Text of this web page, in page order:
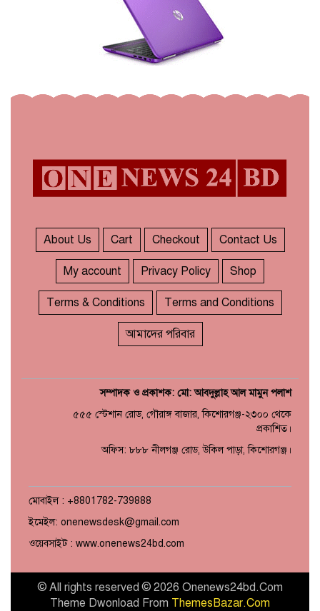
কিশোরগঞ্জে যথাযোগ্য মর্যাদায়
পালিত হলো ‘জুলাই গণঅভ্যুত্থান
দিবস’
About Us Cart Checkout Contact Us
My account Privacy Policy Shop
Terms & Conditions Terms and Conditions
আমাদের পরিবার
সম্পাদক ও প্রকাশক: মো: আবদুল্লাহ আল মামুন পলাশ
৫৫৫ স্টেশান রোড, গৌরাঙ্গ বাজার, কিশোরগঞ্জ-২৩০০ থেকে
প্রকাশিত।
অফিস: ৮৮৮ নীলগঞ্জ রোড, উকিল পাড়া, কিশোরগঞ্জ।
মোবাইল : +8801782-739888
ইমেইল: onenewsdesk@gmail.com
ওয়েবসাইট : www.onenews24bd.com
© All rights reserved © 2026 Onenews24bd.Com
Theme Dwonload From ThemesBazar.Com